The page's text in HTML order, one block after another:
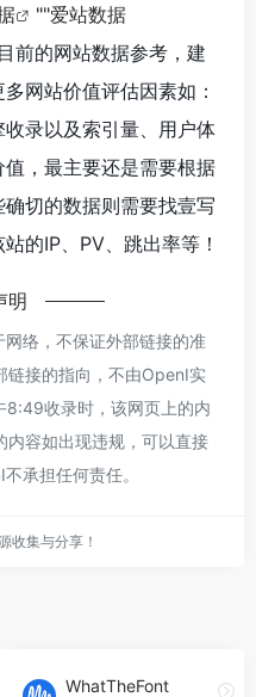
""爱站数据
前的网站数据参考，建
网站价值评估因素如：
录以及索引量、用户体
，最主要还是需要根据
切的数据则需要找壹写
的IP、PV、跳出率等！
明
络，不保证外部链接的准
链接的指向，不由OpenI实
收录时，该网页上的内
内容如出现违规，可以直接
承担任何责任。
收集与分享！
WhatTheFont